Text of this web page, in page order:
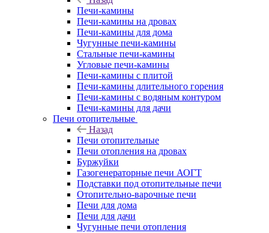
Печи-камины
Печи-камины на дровах
Печи-камины для дома
Чугунные печи-камины
Стальные печи-камины
Угловые печи-камины
Печи-камины с плитой
Печи-камины длительного горения
Печи-камины с водяным контуром
Печи-камины для дачи
Печи отопительные
Назад
Печи отопительные
Печи отопления на дровах
Буржуйки
Газогенераторные печи АОГТ
Подставки под отопительные печи
Отопительно-варочные печи
Печи для дома
Печи для дачи
Чугунные печи отопления